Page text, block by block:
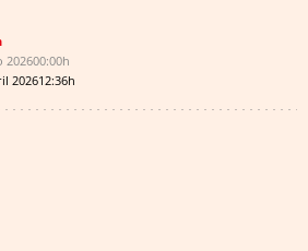
202600:00h
202612:36h